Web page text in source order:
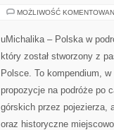
MOŻLIWOŚĆ
uMichalika – Polska w
który został stworzony z
Polsce. To kompendium,
propozycje na podróże po
górskich przez pojezierza,
oraz historyczne